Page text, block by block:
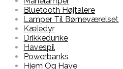
Bluetooth Højtalere
Lamper Til Børneværelset
Kæledyr
Drikkedunke
Havespil
Powerbanks
Hjem Og Have